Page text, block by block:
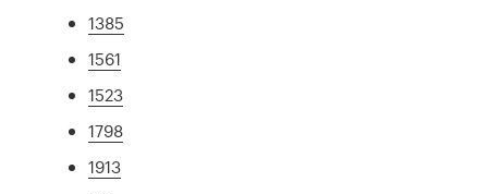
1385
1561
1523
1798
1913